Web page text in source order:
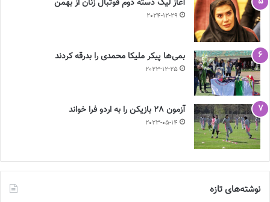
آغاز لیگ دسته دوم فوتبال زنان از بهمن
2024-12-29
بمی‌ها پیکر ملیکا محمدی را بدرقه کردند
2023-12-25
آزمون 28 بازیکن را به اردو فرا خواند
2023-05-14
نوشته‌های تازه